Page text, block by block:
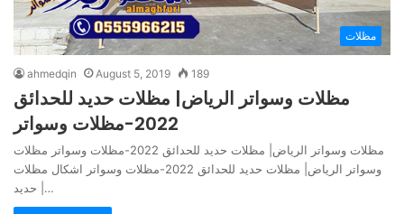
مظلات
ahmedqin August 5, 2019 189
مظلات وسواتر الرياض| مظلات حديد للحدائق
2022-مظلات وسواتر
مظلات وسواتر الرياض| مظلات حديد للحدائق 2022-مظلات وسواتر مظلات
وسواتر الرياض| مظلات حديد للحدائق 2022-مظلات وسواتر اشكال مظلات
حديد |…